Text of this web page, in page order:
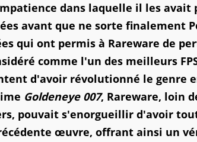
dans laquelle il les avait
avant que ne sorte finalement
qui ont permis à Rareware de
comme l'un des meilleurs
d'avoir révolutionné le genre
Goldeneye 007, Rareware, loin
pouvait s'enorgueillir d'avoir
œuvre, offrant ainsi un